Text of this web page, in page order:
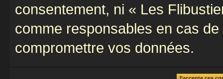
consentement, ni « Les
comme responsables en cas
compromettre vos données.